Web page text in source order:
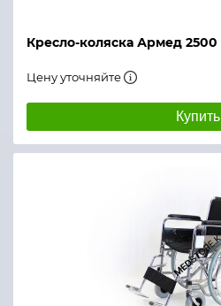
Кресло-коляска Армед 2500
Цену уточняйте
Купить